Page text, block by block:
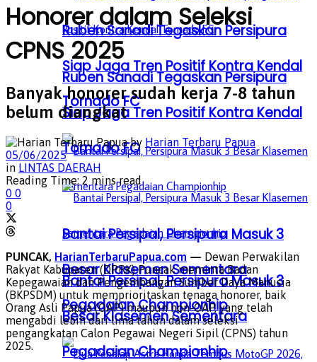
Ruben Sanadi Tegaskan Persipura
Siap Jaga Tren Positif Kontra Kendal
Tornado FC
Bantai Persipal, Persipura Masuk 3
Besar Klasemen Sementara
Pegadaian Championhip
Ruben Sanadi Tegaskan Persipura
Siap Jaga Tren Positif Kontra Kendal
Tornado FC
Bantai Persipal, Persipura Masuk 3
Besar Klasemen Sementara
Pegadaian Championhip
Honorer dalam Seleksi
CPNS 2025
Banyak honorer sudah kerja 7-8 tahun
belum diangkat
by Harian Terbaru Papua
05/06/2025
in LINTAS DAERAH
Reading Time: 2 mins read
0 0
0
PUNCAK, HarianTerbaruPapua.com — Dewan Perwakilan
Rakyat Kabupaten (DPRK) Puncak meminta Badan
Kepegawaian dan Pengembangan Sumber Daya Manusia
(BKPSDM) untuk memprioritaskan tenaga honorer, baik
Orang Asli Papua (OAP) maupun non-OAP, yang telah
mengabdi lebih dari lima tahun dalam seleksi
pengangkatan Calon Pegawai Negeri Sipil (CPNS) tahun
2025.